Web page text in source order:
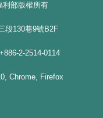
部版權所有
段130巷9號B2F
2-2514-0114
Chrome, Firefox